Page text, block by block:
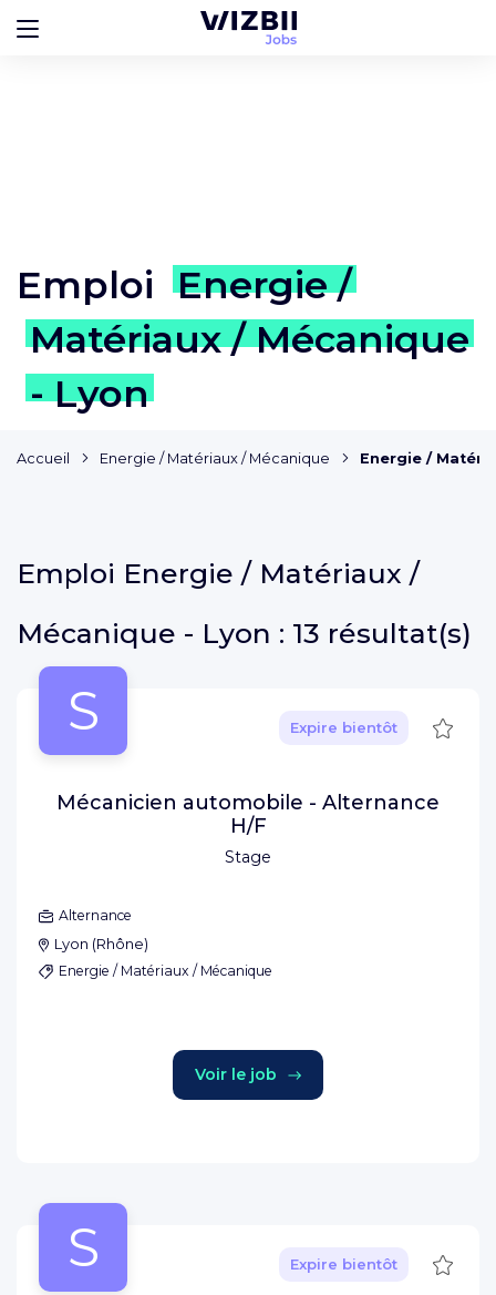
Emploi Energie /
Matériaux / Mécanique
- Lyon
Accueil Energie / Matériaux / Mécanique Energie /
Emploi Energie / Matériaux /
Mécanique - Lyon : 13 résultat(s)
S
Stage
Expire bientôt
Mécanicien automobile - Alternance
H/F
Alternance
Lyon (Rhône)
Energie / Matériaux / Mécanique
Voir le job
S Expire bientôt